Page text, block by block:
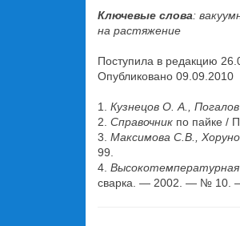
Ключевые слова:
на растяжение
Поступила в редакцию
Опубликовано 09.09.2010
1. Кузнецов О. А.,
2. Справочник по пайке /
3. Максимова С.В.,
99.
4. Высокотемпературная
сварка. — 2002. — № 10.